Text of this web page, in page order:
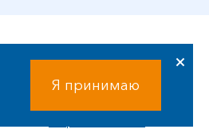
Я принимаю